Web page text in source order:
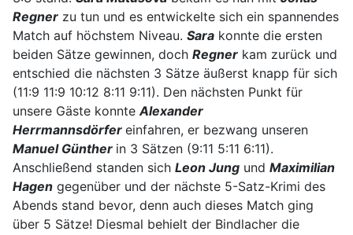
Regner zu tun und es entwickelte sich ein spannendes
Match auf höchstem Niveau. Sara konnte die ersten
beiden Sätze gewinnen, doch Regner kam zurück und
entschied die nächsten 3 Sätze äußerst knapp für sich
(11:9 11:9 10:12 8:11 9:11). Den nächsten Punkt für
unsere Gäste konnteAlexander
Herrmannsdörfer einfahren, er bezwang unseren
Manuel Günther in 3 Sätzen (9:11 5:11 6:11).
Anschließend standen sich Leon Jung und Maximilian
Hagen gegenüber und der nächste 5-Satz-Krimi des
Abends stand bevor, denn auch dieses Match ging
über 5 Sätze! Diesmal behielt der Bindlacher die